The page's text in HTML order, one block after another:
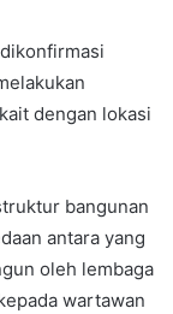
dengan lokasi
bangunan
antara yang
oleh lembaga
wartawan